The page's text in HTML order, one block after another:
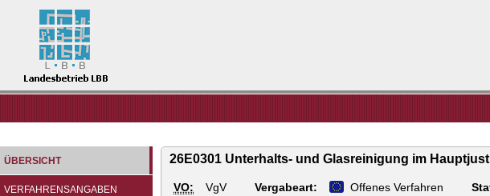
Landesbetrieb
ÜBERSICHT
VERFAHRENSANGABEN
26E0301 Unterhalts- und Glasreinigung im
VO: VgV Vergabeart: Offenes Verfahren